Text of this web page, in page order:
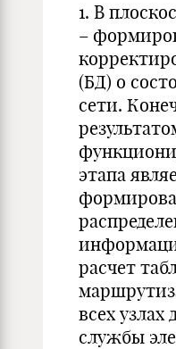
1. В
–
(БД) о
сети.
этапа
расчет
всех узлах
службы